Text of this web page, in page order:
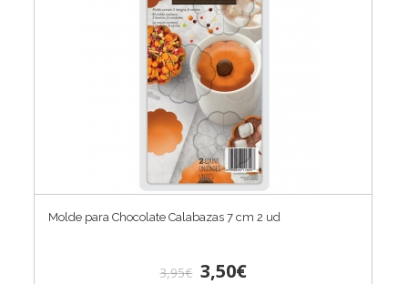
Molde para Chocolate Calabazas 7 cm 2 ud
3,95€ 3,50€